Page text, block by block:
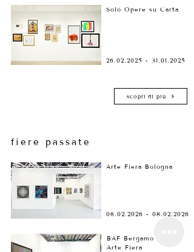
Solo Opere su Carta
26.02.2025 - 31.01.2025
scopri di più
fiere passate
Arte Fiera Bologna
06.02.2026 - 08.02.2026
BAF Bergamo
Arte Fiera